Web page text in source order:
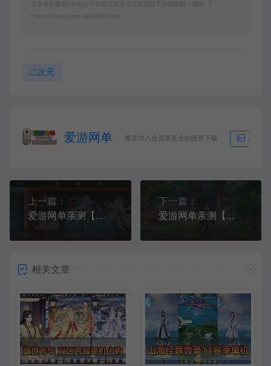
手游单机版带GM后台可发物品道具元宝模拟器手游虚拟机一键端
https://www.aywd.vip/6760.html
二次元
爱游网单 推荐加入会员享受全站随意下载 生成海
上一篇：
爱游网单亲测【阿拉德之怒武圣觉醒单机版】最新整理全明星之武圣觉醒完整版 带GM物品后台 虚拟机一键端 视频安装教学
下一篇：
爱游网单亲测【热血江湖归来单机版】最新整理支持任务剧情 完善版代金券内购功能GM物品后台视频安装教学3D动漫风虚拟机一键端视频安装教学 支持手机家庭局域网
相关文章